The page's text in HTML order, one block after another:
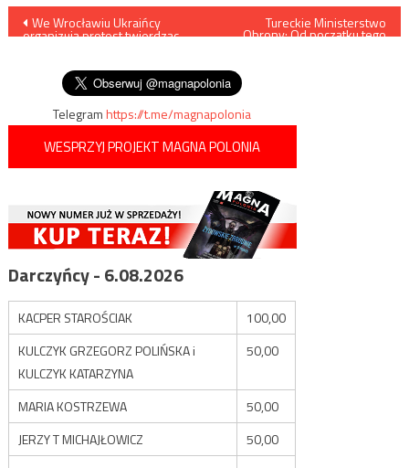
Nawigacja
We Wrocławiu Ukraińcy
organizują protest twierdząc,
Tureckie Ministerstwo
Obrony: Od początku tego
Telegramhttps://t.me/magnapolonia
WESPRZYJ PROJEKT MAGNA POLONIA
Darczyńcy - 6.08.2026
KACPER STAROŚCIAK
100,00
KULCZYK GRZEGORZ POLIŃSKA i
KULCZYK KATARZYNA
50,00
MARIA KOSTRZEWA
50,00
JERZY T MICHAJŁOWICZ
50,00